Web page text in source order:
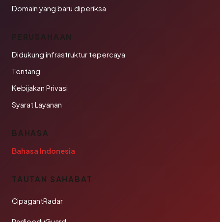
Domain yang baru diperiksa
PERUSAHAAN
Didukung infrastruktur tepercaya
Tentang
Kebijakan Privasi
Syarat Layanan
BAHASA
Bahasa Indonesia
TAUTAN SAHABAT
CipagantRadar